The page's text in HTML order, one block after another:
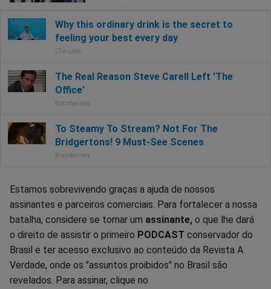
Estamos sobrevivendo graças a ajuda de nossos
assinantes e parceiros comerciais. Para fortalecer a nossa
batalha, considere se tornar um assinante, o que lhe dará
o direito de assistir o primeiro PODCAST conservador do
Brasil e ter acesso exclusivo ao conteúdo da Revista A
Verdade, onde os "assuntos proibidos" no Brasil são
revelados. Para assinar, clique no